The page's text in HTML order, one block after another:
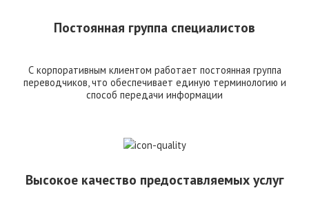
Постоянная группа специалистов
С корпоративным клиентом работает постоянная группа
переводчиков, что обеспечивает единую терминологию и
способ передачи информации
Высокое качество предоставляемых услуг